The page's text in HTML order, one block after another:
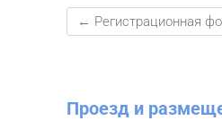
← Регистрационная
Проезд и